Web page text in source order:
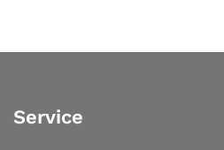
Service